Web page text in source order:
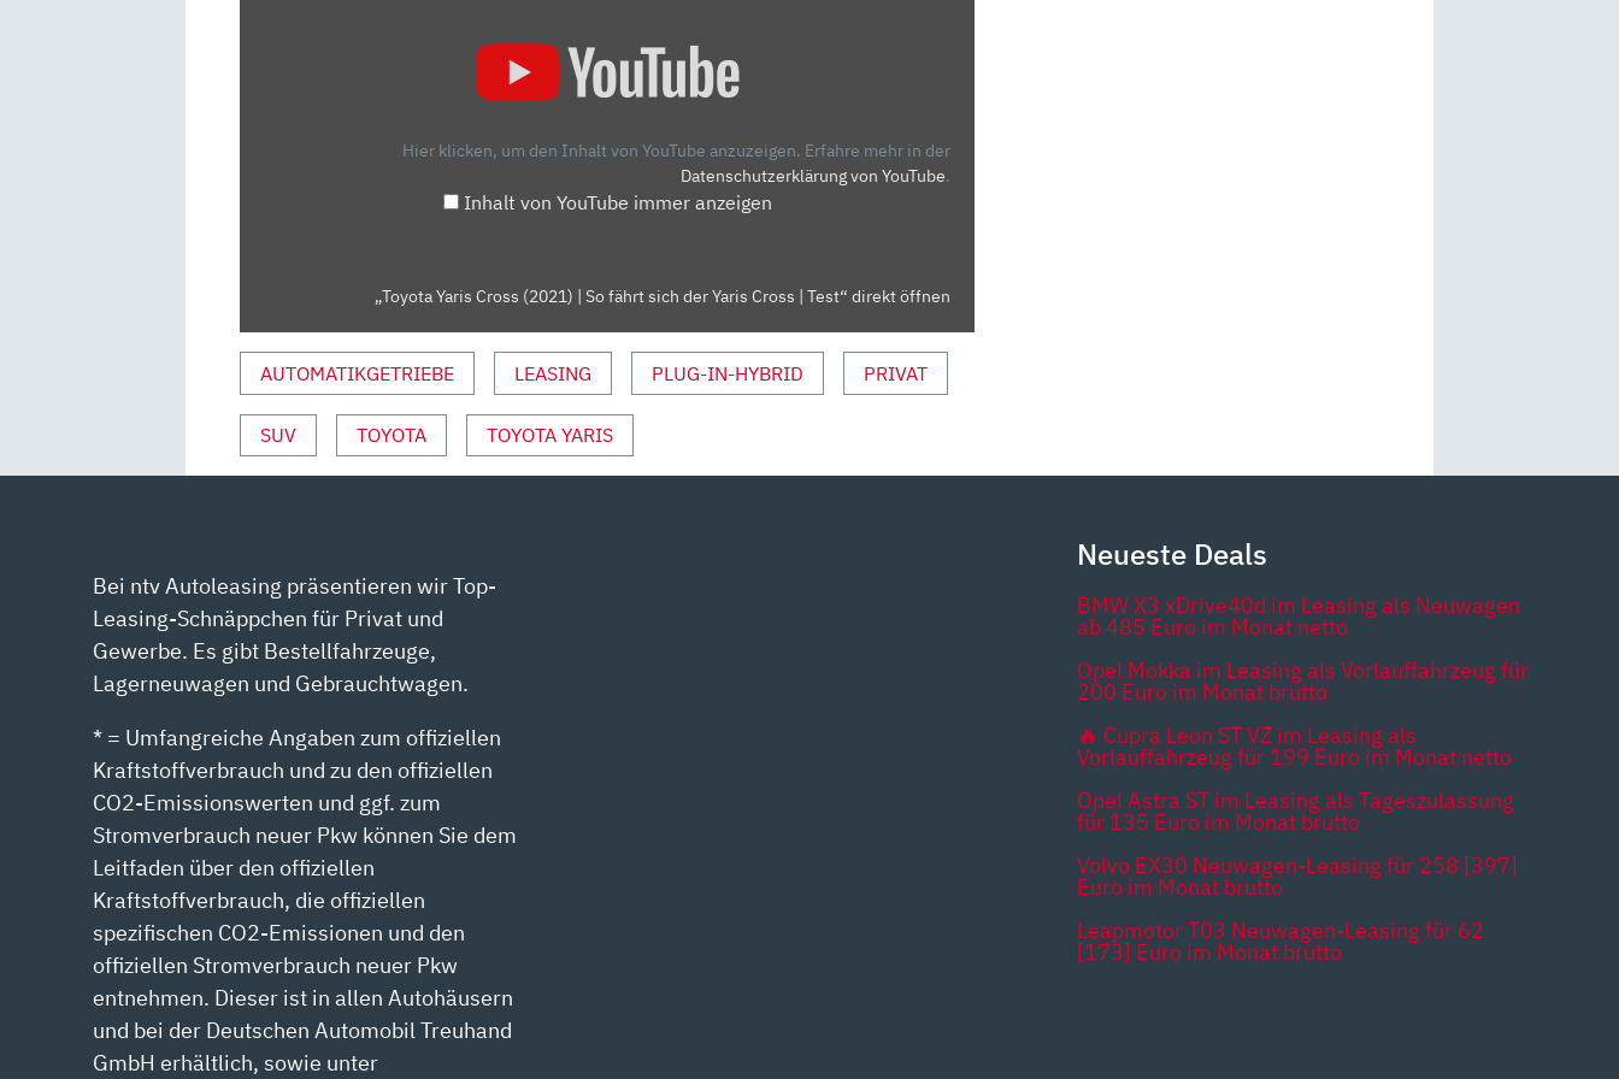
TEST“
VON
YOUTUBE
ANZEIGEN
Hier klicken, um den Inhalt von YouTube anzuzeigen. Erfahre mehr in der
Datenschutzerklärung von YouTube.
Inhalt von YouTube immer anzeigen
„Toyota Yaris Cross (2021) | So fährt sich der Yaris Cross | Test“ direkt öffnen
AUTOMATIKGETRIEBE LEASING PLUG-IN-HYBRID PRIVAT
SUV TOYOTA TOYOTA YARIS
Bei ntv Autoleasing präsentieren wir Top-
Leasing-Schnäppchen für Privat und
Gewerbe. Es gibt Bestellfahrzeuge,
Lagerneuwagen und Gebrauchtwagen.
* = Umfangreiche Angaben zum offiziellen
Kraftstoffverbrauch und zu den offiziellen
CO2-Emissionswerten und ggf. zum
Stromverbrauch neuer Pkw können Sie dem
Leitfaden über den offiziellen
Kraftstoffverbrauch, die offiziellen
spezifischen CO2-Emissionen und den
offiziellen Stromverbrauch neuer Pkw
entnehmen. Dieser ist in allen Autohäusern
und bei der Deutschen Automobil Treuhand
GmbH erhältlich, sowie unter
Neueste Deals
BMW X3 xDrive40d im Leasing als Neuwagen
ab 485 Euro im Monat netto
Opel Mokka im Leasing als Vorlauffahrzeug für
200 Euro im Monat brutto
🔥 Cupra Leon ST VZ im Leasing als
Vorlauffahrzeug für 199 Euro im Monat netto
Opel Astra ST im Leasing als Tageszulassung
für 135 Euro im Monat brutto
Volvo EX30 Neuwagen-Leasing für 258 [397]
Euro im Monat brutto
Leapmotor T03 Neuwagen-Leasing für 62
[173] Euro im Monat brutto